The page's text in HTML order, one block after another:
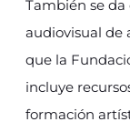
También se
audiovisual de
que la
incluye
formación